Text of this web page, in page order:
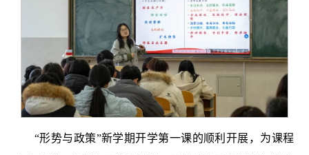
“形势与政策”新学期开学第一课的顺利开展，为课程